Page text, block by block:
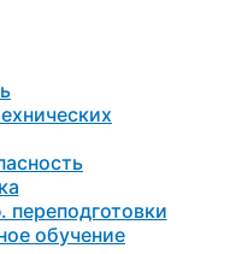
переподготовки
обучение